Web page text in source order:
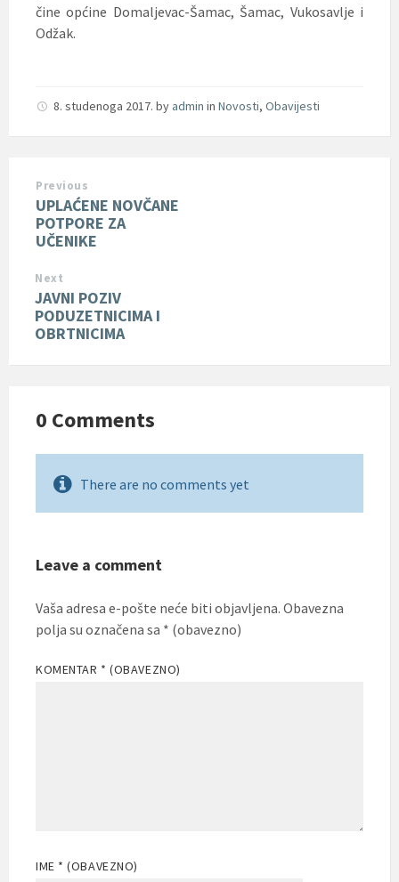
čine općine Domaljevac-Šamac, Šamac, Vukosavlje i
Odžak.
8. studenoga 2017. by admin in Novosti, Obavijesti
Previous
UPLAĆENE NOVČANE
POTPORE ZA
UČENIKE
Next
JAVNI POZIV
PODUZETNICIMA I
OBRTNICIMA
0 Comments
There are no comments yet
Leave a comment
Vaša adresa e-pošte neće biti objavljena. Obavezna
polja su označena sa * (obavezno)
KOMENTAR * (OBAVEZNO)
IME * (OBAVEZNO)